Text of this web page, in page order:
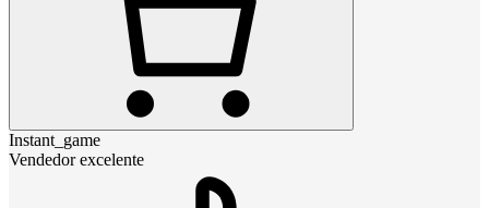
Instant_game
Vendedor excelente